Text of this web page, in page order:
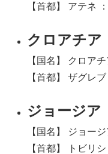
【首都】 アテネ
クロアチア
【国名】 クロア
【首都】 ザグレ
ジョージア
【国名】 ジョー
【首都】 トビリ